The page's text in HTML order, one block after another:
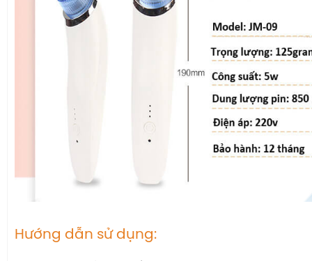
Hướng dẫn sử dụng: